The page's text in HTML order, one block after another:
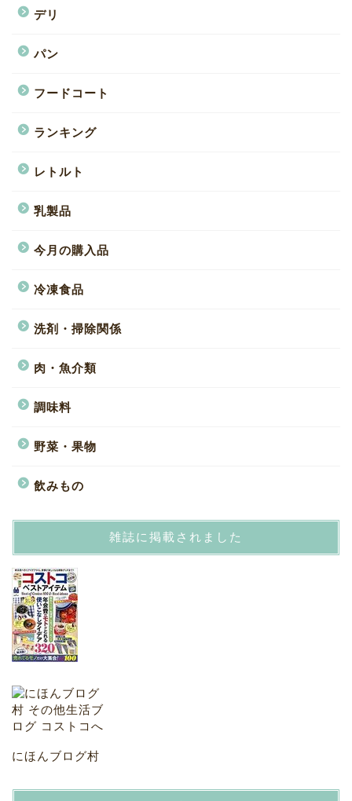
デリ
パン
フードコート
ランキング
レトルト
乳製品
今月の購入品
冷凍食品
洗剤・掃除関係
肉・魚介類
調味料
野菜・果物
飲みもの
雑誌に掲載されました
にほんブログ村